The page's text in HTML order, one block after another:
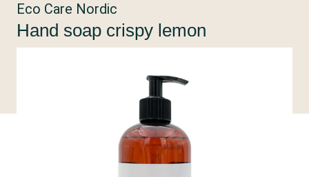
Eco Care Nordic
Hand soap crispy lemon